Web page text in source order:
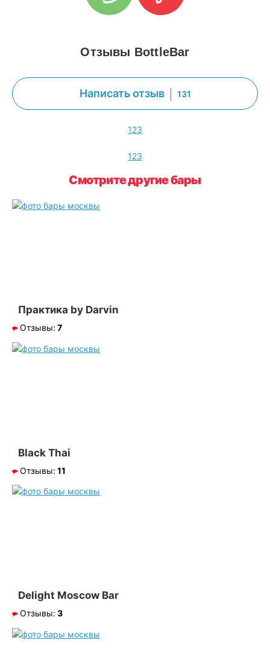
Отзывы BottleBar
Написать отзыв 131
123
123
Смотрите другие бары
Практика by Darvin
Отзывы: 7
Black Thai
Отзывы: 11
Delight Moscow Bar
Отзывы: 3